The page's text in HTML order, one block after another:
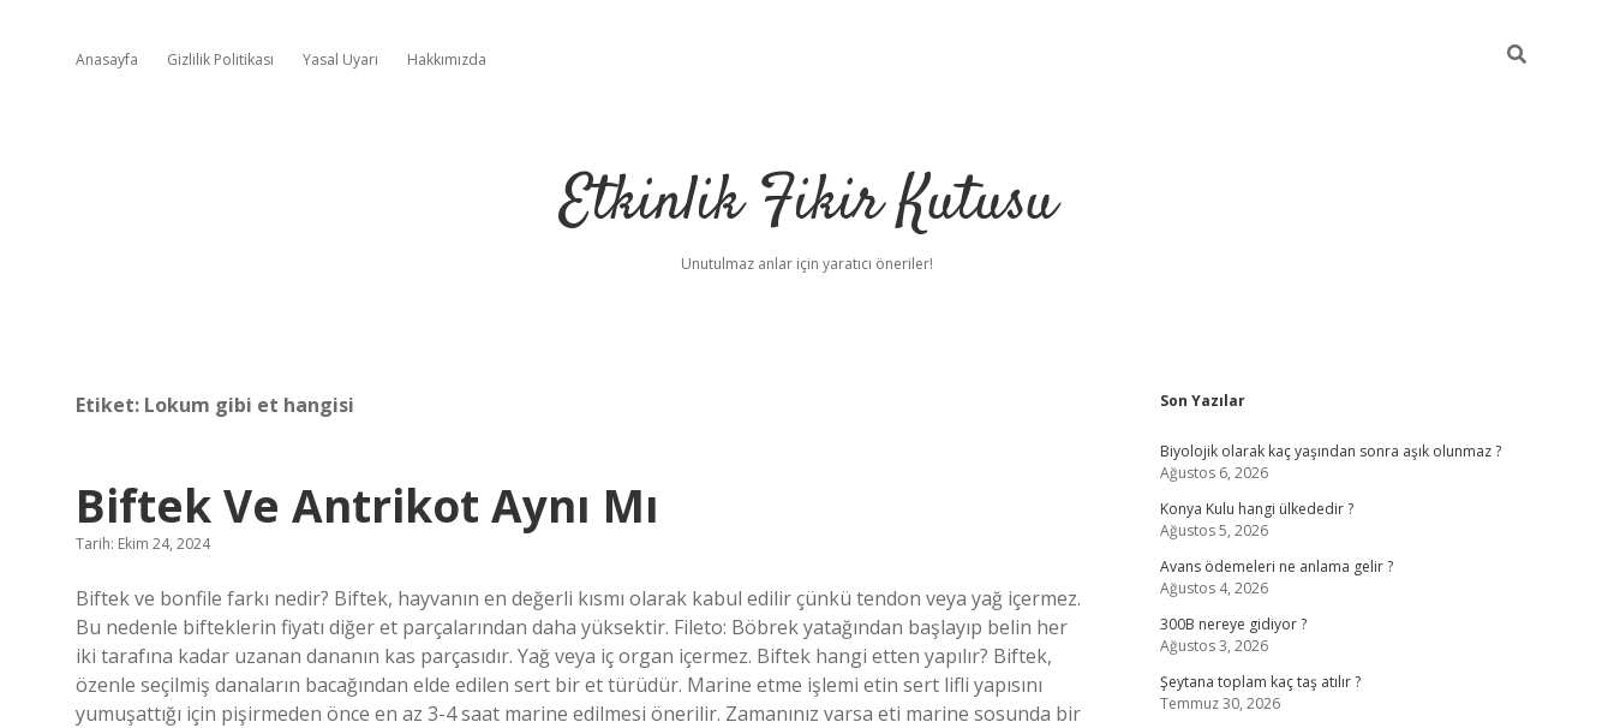
Anasayfa Gizlilik Politikası Yasal Uyarı Hakkımızda
Etkinlik Fikir Kutusu
Unutulmaz anlar için yaratıcı öneriler!
Etiket: Lokum gibi et hangisi
Biftek Ve Antrikot Aynı Mı
Tarih: Ekim 24, 2024
Biftek ve bonfile farkı nedir? Biftek, hayvanın en değerli kısmı olarak kabul edilir çünkü tendon veya yağ içermez.
Bu nedenle bifteklerin fiyatı diğer et parçalarından daha yüksektir. Fileto: Böbrek yatağından başlayıp belin her
iki tarafına kadar uzanan dananın kas parçasıdır. Yağ veya iç organ içermez. Biftek hangi etten yapılır? Biftek,
özenle seçilmiş danaların bacağından elde edilen sert bir et türüdür. Marine etme işlemi etin sert lifli yapısını
yumuşattığı için pişirmeden önce en az 3-4 saat marine edilmesi önerilir. Zamanınız varsa eti marine sosunda bir
Sidebar
Son Yazılar
Biyolojik olarak kaç yaşından sonra aşık olunmaz ?
Ağustos 6, 2026
Konya Kulu hangi ülkededir ?
Ağustos 5, 2026
Avans ödemeleri ne anlama gelir ?
Ağustos 4, 2026
300B nereye gidiyor ?
Ağustos 3, 2026
Şeytana toplam kaç taş atılır ?
Temmuz 30, 2026